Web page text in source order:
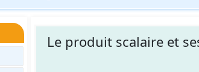
Le produit scalaire et